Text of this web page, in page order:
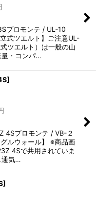
プロモンテ / UL-10
式ツエルト】ご注意UL-
ツエルト）は一般の山
量・コンパ…
]
4Sプロモンテ / VB-２
ルウォール】 ※商品画
4Sで共用されていま
通気…
]